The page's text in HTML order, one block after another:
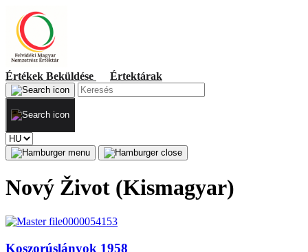
Értékek Beküldése Értektárak
Nový Život (Kismagyar)
Koszorúslányok 1958